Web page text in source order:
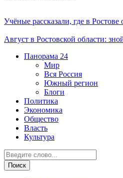
Учёные рассказали, где в
Август в Ростовской области:
Панорама 24
Мир
Вся Россия
Южный регион
Блоги
Политика
Экономика
Общество
Власть
Культура